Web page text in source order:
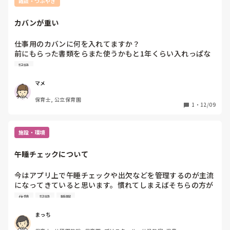
カバンが重い
仕事用のカバンに何を入れてますか？
前にもらった書類をらまた使うかもと1年くらい入れっぱな
しにしてあり、いつも重たいカバンです。
いカバンで出勤したい。
記録
マメ
保育士, 公立保育園
1 ・ 12/09
施設・環境
午睡チェックについて
今はアプリ上で午睡チェックや出欠などを管理するのが主流
になってきていると思います。慣れてしまえばそちらの方が
手間もかかりにくくなってくると思いますが、0歳児さんを
なってしまいます。休憩のない勤務の職員が入力係をしつつ
清掃にもあたり、起きた子どもの対応もする。書類は少なく
休憩 記録 睡眠
まっち